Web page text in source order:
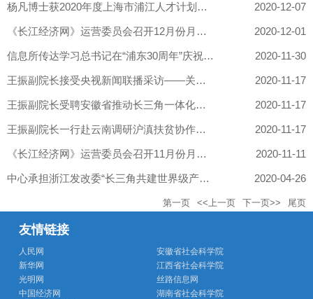
杨凡博士获2020年度上海市浦江人才计划资助 2020-12-07
《长江经济网》运营委员会召开12月份月度例会 2020-12-01
信息所传达学习总书记在“浦东30周年”庆祝大会重要讲话精神 2020-11-30
王振副院长接受央视新闻联播采访——关于习近平总书记在浦东开发开... 2020-11-17
王振副院长受聘安徽省推动长三角一体化发展专家咨询委员会副主任 2020-11-17
王振副院长一行赴云南调研沪滇扶贫协作情况 2020-11-17
《长江经济网》运营委员会召开11月份月度例会 2020-11-11
中心承担浙江发改委“长三角共建世界级产业集群推进路径研究” 2020-04-26
第一页 <<上一页 下一页>> 尾页
友情链接
人民网
新华网
光明网
中国经济网
安徽省社会科学院
江西省社会科学院
丝路信息网
湖南省社会科学院